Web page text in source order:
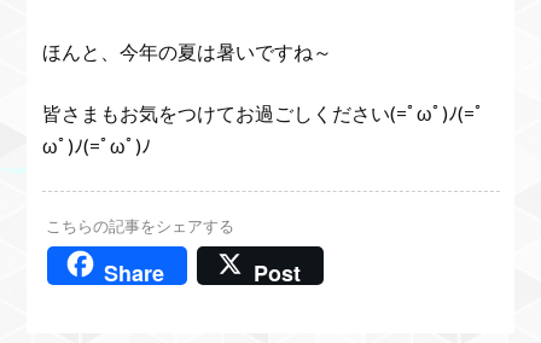
ほんと、今年の夏は暑いですね～
皆さまもお気をつけてお過ごしください(=ﾟωﾟ)ﾉ(=ﾟ
ωﾟ)ﾉ(=ﾟωﾟ)ﾉ
こちらの記事をシェアする
Share Post